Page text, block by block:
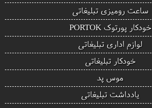
ساعت رومیزی تبلیغاتی
خودکار پورتوک PORTOK
لوازم اداری تبلیغاتی
خودکار تبلیغاتی
موس پد
یادداشت تبلیغاتی